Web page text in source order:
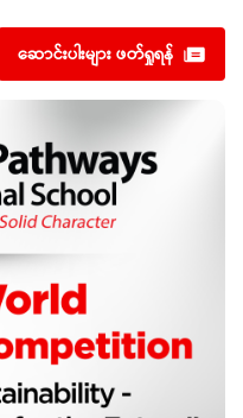
ဆောင်းပါးများ ဖတ်ရှုရန်